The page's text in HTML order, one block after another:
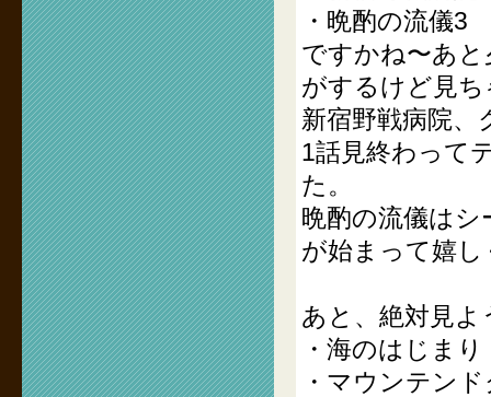
・晩酌の流儀3
ですかね〜あ
がするけど見
新宿野戦病院
1話見終わって
た。
晩酌の流儀は
が始まって嬉
あと、絶対見
・海のはじまり
・マウンテン